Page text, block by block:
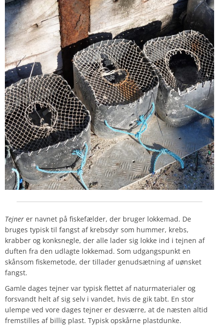
Tejner er navnet på fiskefælder, der bruger lokkemad. De
bruges typisk til fangst af krebsdyr som hummer, krebs,
krabber og konksnegle, der alle lader sig lokke ind i tejnen af
duften fra den udlagte lokkemad. Som udgangspunkt en
skånsom fiskemetode, der tillader genudsætning af uønsket
fangst.
Gamle dages tejner var typisk flettet af naturmaterialer og
forsvandt helt af sig selv i vandet, hvis de gik tabt. En stor
ulempe ved vore dages tejner er desværre, at de næsten altid
fremstilles af billig plast. Typisk opskårne plastdunke.